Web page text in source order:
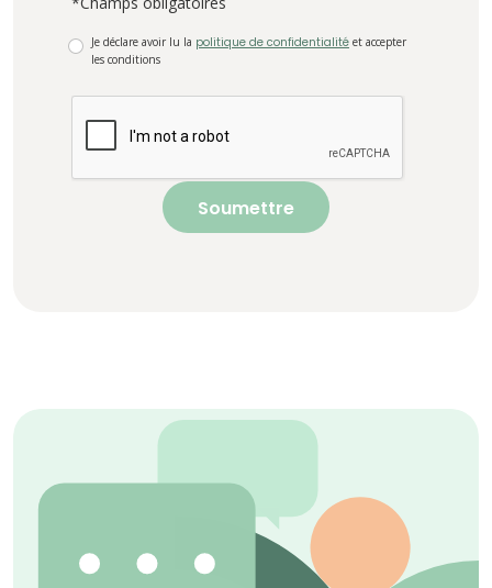
Je déclare avoir lu la politique de confidentialité et accepter
les conditions
Soumettre